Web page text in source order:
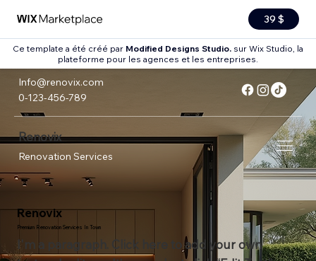
39 $
Ce template a été créé par Modified Designs Studio. sur Wix Studio, la
plateforme pour les agences et les entreprises.